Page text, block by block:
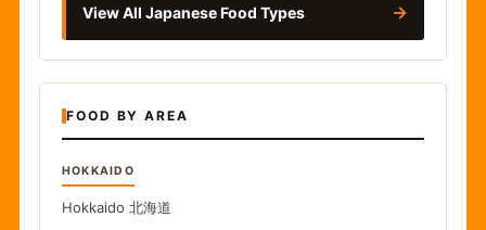
View All Japanese Food Types →
FOOD BY AREA
HOKKAIDO
Hokkaido 北海道